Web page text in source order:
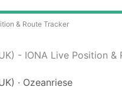
& Route Tracker
- IONA Live Position &
· Ozeanriese